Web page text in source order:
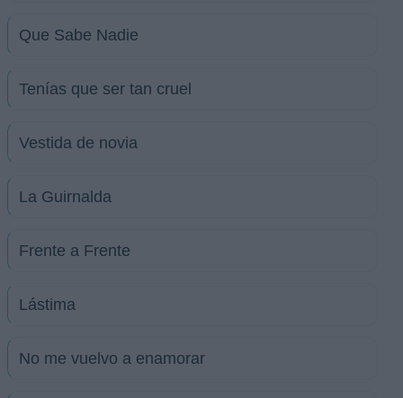
Que Sabe Nadie
Tenías que ser tan cruel
Vestida de novia
La Guirnalda
Frente a Frente
Lástima
No me vuelvo a enamorar